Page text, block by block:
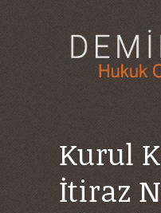
Kurul
İtiraz